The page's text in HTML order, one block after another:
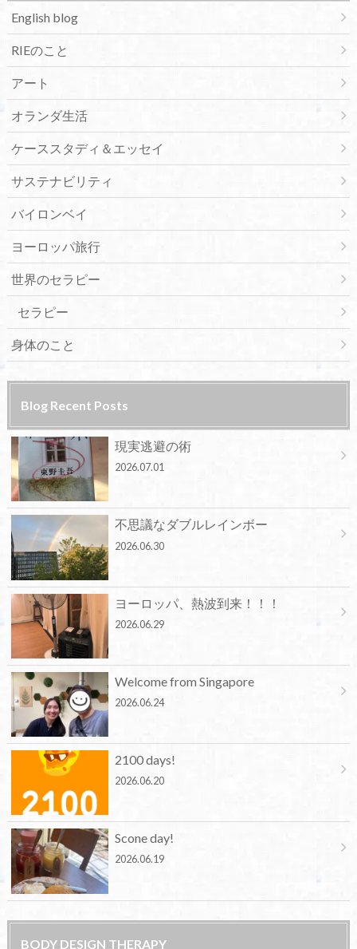
English blog
RIEのこと
アート
オランダ生活
ケーススタディ＆エッセイ
サステナビリティ
バイロンベイ
ヨーロッパ旅行
世界のセラピー
セラピー
身体のこと
Blog Recent Posts
現実逃避の術
2026.07.01
不思議なダブルレインボー
2026.06.30
ヨーロッパ、熱波到来！！！
2026.06.29
Welcome from Singapore
2026.06.24
2100 days!
2026.06.20
Scone day!
2026.06.19
BODY DESIGN THERAPY